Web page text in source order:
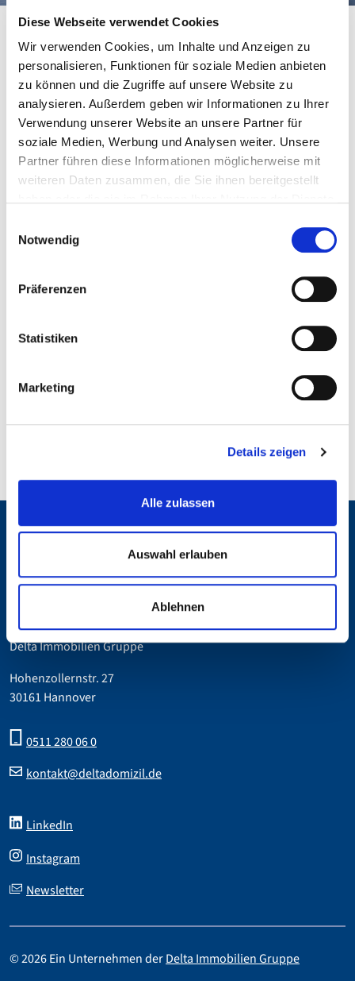
Diese Webseite verwendet Cookies
Wir verwenden Cookies, um Inhalte und Anzeigen zu
personalisieren, Funktionen für soziale Medien anbieten
zu können und die Zugriffe auf unsere Website zu
analysieren. Außerdem geben wir Informationen zu Ihrer
Verwendung unserer Website an unsere Partner für
soziale Medien, Werbung und Analysen weiter. Unsere
Partner führen diese Informationen möglicherweise mit
weiteren Daten zusammen, die Sie ihnen bereitgestellt
Notwendig
Präferenzen
Statistiken
Marketing
Details zeigen
Alle zulassen
Auswahl erlauben
Ablehnen
Kronsrode
Das größte Neubaugebiet der jüngeren Geschichte
Hannovers.
Label L
Kronsrode: Iris-Runge-
Eigentums- und Mietwohnungen und Townhäuser
Delta Domizil | Ein Unternehmen der Delta
Immobilien Gruppe
Delta Immobilien Gruppe
Hohenzollernstr. 27
30161 Hannover
0511 280 06 0
kontakt@deltadomizil.de
LinkedIn
Instagram
Newsletter
© 2026 Ein Unternehmen derDelta Immobilien Gruppe